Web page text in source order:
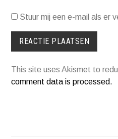
Stuur mij een e-mail als er
This site uses Akismet to
comment data is processed.